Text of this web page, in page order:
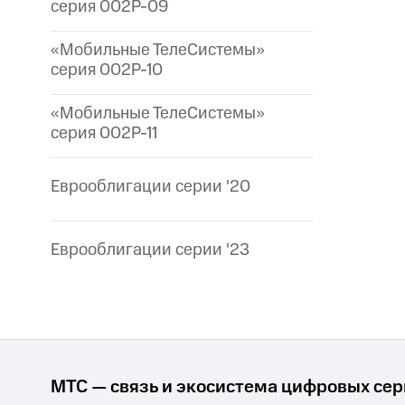
серия 002P-09
«Мобильные ТелеСистемы»
серия 002P-10
«Мобильные ТелеСистемы»
серия 002P-11
Еврооблигации серии '20
Еврооблигации серии '23
МТС — связь и экосистема цифровых